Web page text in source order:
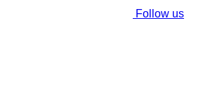
Follow us